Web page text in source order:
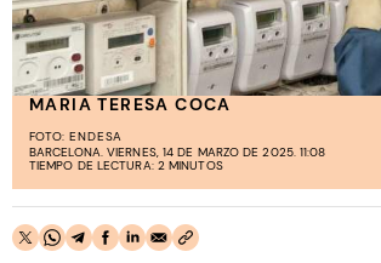
MARIA TERESA COCA
FOTO: ENDESA
BARCELONA. VIERNES, 14 DE MARZO DE 2025. 11:08
TIEMPO DE LECTURA: 2 MINUTOS